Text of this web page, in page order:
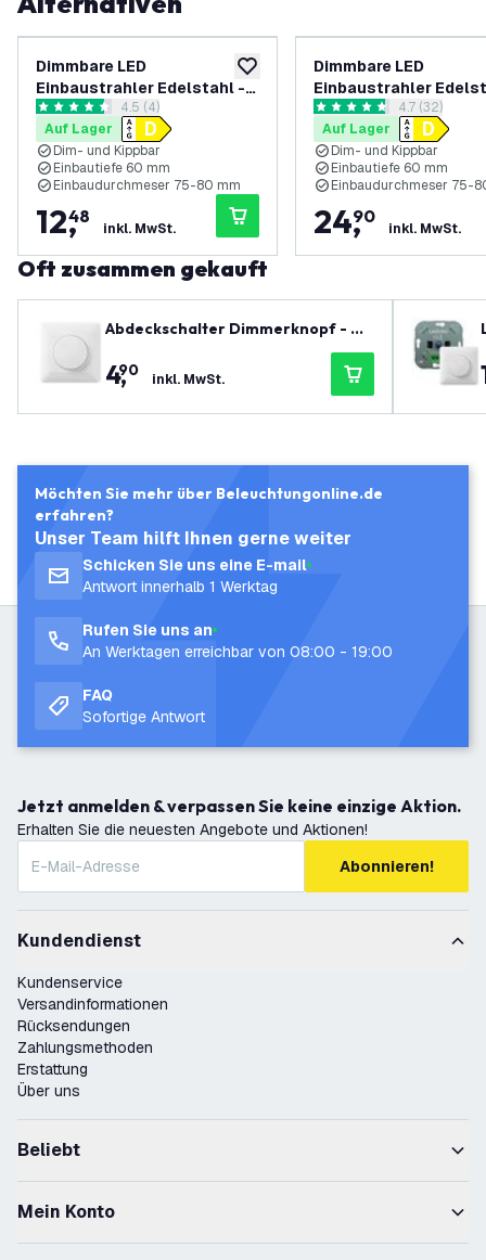
zur Wunschliste hinzufügen
Dimmbare LED
Einbaustrahler Edelstahl -
Amsterdam - 3W - 2700K -
ø82mm - 3 Pack
Bewertungsbereich öffnen
4.5 Bewertungssterne
4.5 (4)
Auf Lager
Dim- und Kippbar
Einbautiefe 60 mm
Einbaudurchmeser 75-80 mm
12,
48
inkl. MwSt.
Dimmbare LED
Einbaustrahler
Amsterdam - 3W -
ø82mm - 6 Pack
4.7 Bewertungssterne
4.7 (32)
Auf Lager
Dim- und Kippbar
Einbautiefe 60 mm
Einbaudurchmeser 75-
24,
90
inkl. MwSt.
Oft zusammen gekauft
Abdeckschalter Dimmerknopf - Dr
4,
90 inkl. MwSt.
Möchten Sie mehr über Beleuchtungonline.de
erfahren?
Unser Team hilft Ihnen gerne weiter
Schicken Sie uns eine E-mail
Antwort innerhalb 1 Werktag
Rufen Sie uns an
An Werktagen erreichbar von 08:00 - 19:00
FAQ
Sofortige Antwort
Jetzt anmelden & verpassen Sie keine einzige Aktion.
Erhalten Sie die neuesten Angebote und Aktionen!
Abonnieren!
Kundendienst
Kundenservice
Versandinformationen
Rücksendungen
Zahlungsmethoden
Erstattung
Über uns
Beliebt
Mein Konto